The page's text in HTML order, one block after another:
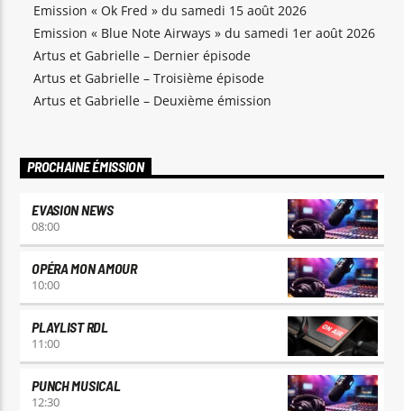
Emission « Ok Fred » du samedi 15 août 2026
Emission « Blue Note Airways » du samedi 1er août 2026
Artus et Gabrielle – Dernier épisode
Artus et Gabrielle – Troisième épisode
Artus et Gabrielle – Deuxième émission
PROCHAINE ÉMISSION
EVASION NEWS
08:00
OPÉRA MON AMOUR
10:00
PLAYLIST RDL
11:00
PUNCH MUSICAL
12:30